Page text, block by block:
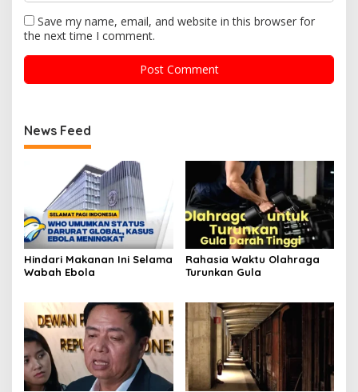
Save my name, email, and website in this browser for
the next time I comment.
News Feed
Hindari Makanan Ini Selama
Wabah Ebola
Rahasia Waktu Olahraga
Turunkan Gula